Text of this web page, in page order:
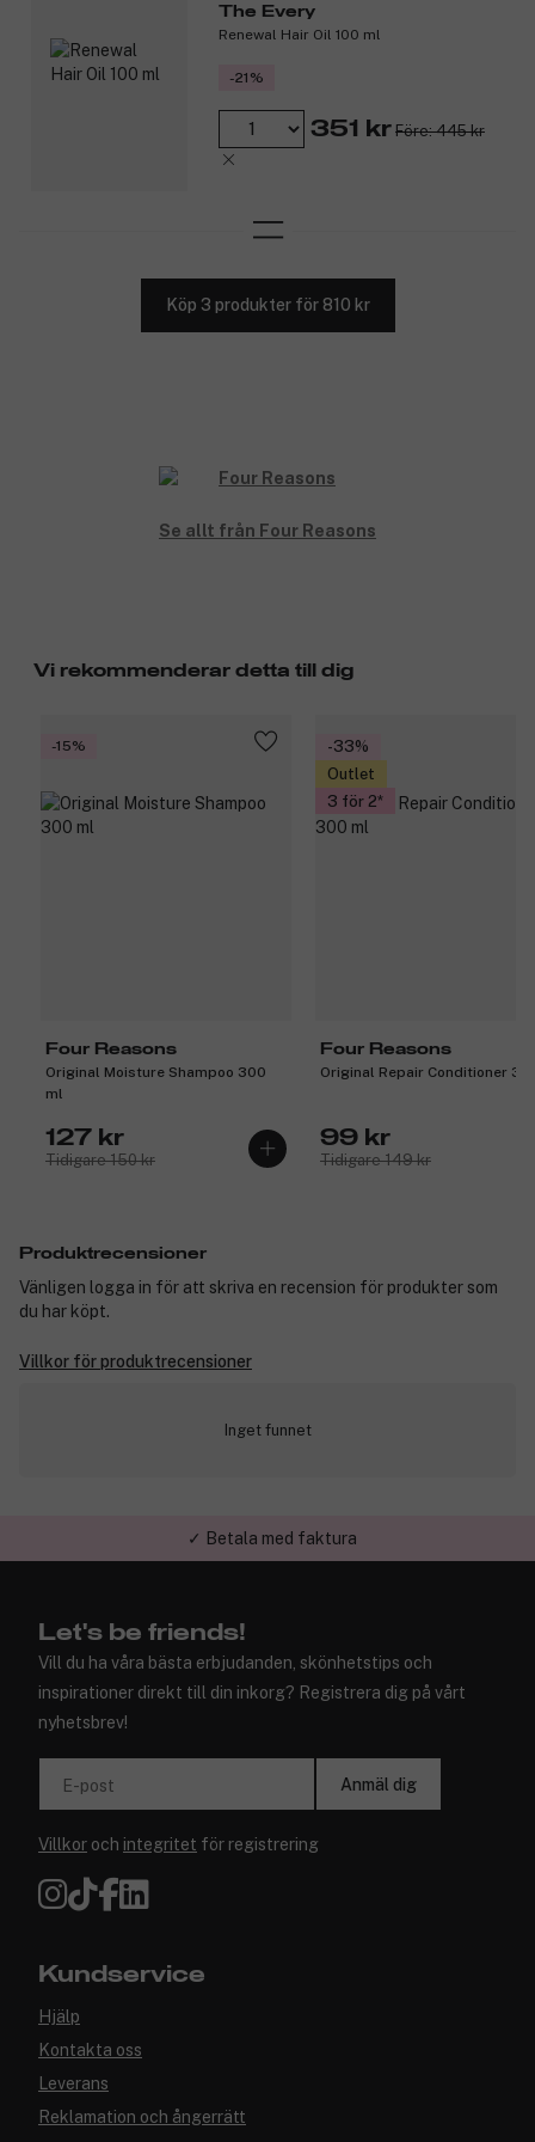
The Every
Renewal Hair Oil 100 ml
-21%
351 kr Före: 445 kr
Köp 3 produkter för 810 kr
Se allt från Four Reasons
Vi rekommenderar detta till dig
-15%
Four Reasons
Original Moisture Shampoo 300
ml
127 kr
Tidigare 150 kr
-33%
Outlet
3 för 2
Four Reasons
Original Repair Conditioner
99 kr
Tidigare 149 kr
Produktrecensioner
Vänligen logga in för att skriva en recension för produkter som
du har köpt.
Villkor för produktrecensioner
Inget funnet
✓ Trygg E-handel
Let's be friends!
Vill du ha våra bästa erbjudanden, skönhetstips och
inspirationer direkt till din inkorg? Registrera dig på vårt
nyhetsbrev!
E-post Anmäl dig
Villkor och integritet för registrering
Kundservice
Hjälp
Kontakta oss
Leverans
Reklamation och ångerrätt